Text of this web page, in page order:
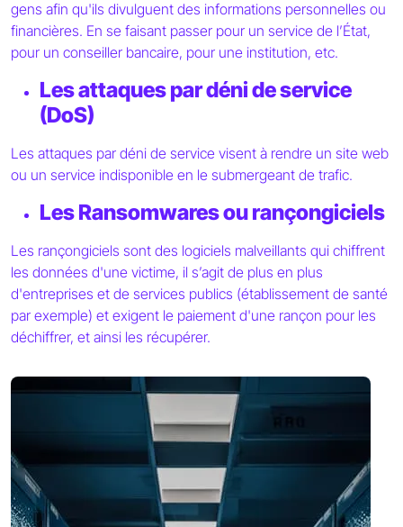
gens afin qu'ils divulguent des informations personnelles ou
financières. En se faisant passer pour un service de l’État,
pour un conseiller bancaire, pour une institution, etc.
Les attaques par déni de service
(DoS)
Les attaques par déni de service visent à rendre un site web
ou un service indisponible en le submergeant de trafic.
Les Ransomwares ou rançongiciels
Les rançongiciels sont des logiciels malveillants qui chiffrent
les données d'une victime, il s’agit de plus en plus
d'entreprises et de services publics (établissement de santé
par exemple) et exigent le paiement d'une rançon pour les
déchiffrer, et ainsi les récupérer.